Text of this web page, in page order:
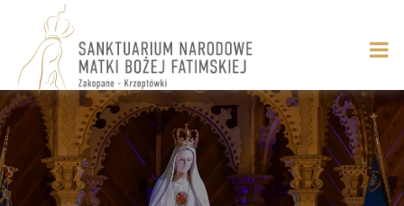
content